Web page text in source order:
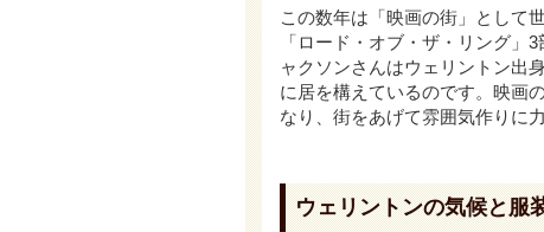
この数年は「映画の街」として
「ロード・オブ・ザ・リング」
ャクソンさんはウェリントン出
に居を構えているのです。映画
なり、街をあげて雰囲気作りに
ウェリントンの気候と服